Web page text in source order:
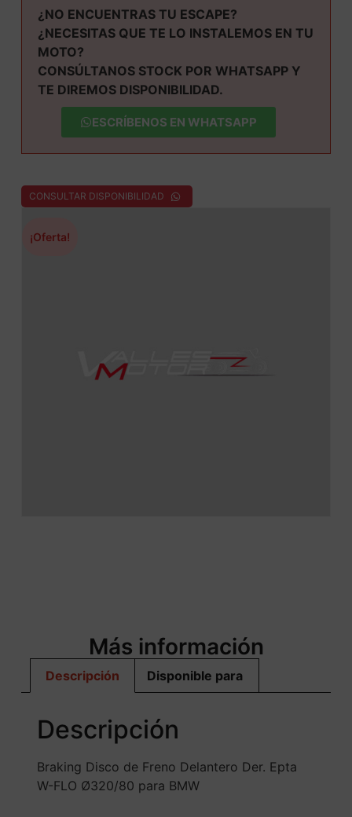
¿NO ENCUENTRAS TU ESCAPE?
¿NECESITAS QUE TE LO INSTALEMOS EN TU
MOTO?
CONSÚLTANOS STOCK POR WHATSAPP Y
TE DIREMOS DISPONIBILIDAD.
ESCRÍBENOS EN WHATSAPP
CONSULTAR DISPONIBILIDAD
¡Oferta!
Más información
Descripción Disponible para
Descripción
Braking Disco de Freno Delantero Der. Epta
W-FLO Ø320/80 para BMW